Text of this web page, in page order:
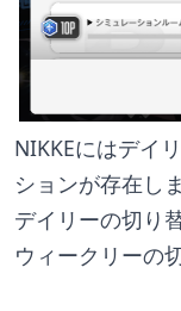
NIKKEにはデイ
ションが存在しま
デイリーの切り
ウィークリーの